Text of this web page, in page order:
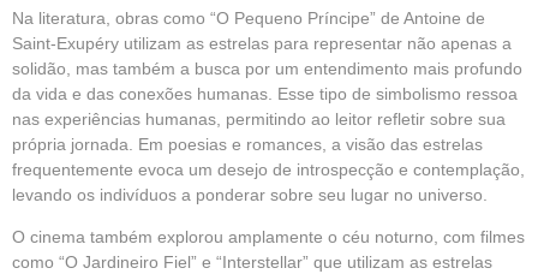
Na literatura, obras como “O Pequeno Príncipe” de Antoine de
Saint-Exupéry utilizam as estrelas para representar não apenas a
solidão, mas também a busca por um entendimento mais profundo
da vida e das conexões humanas. Esse tipo de simbolismo ressoa
nas experiências humanas, permitindo ao leitor refletir sobre sua
própria jornada. Em poesias e romances, a visão das estrelas
frequentemente evoca um desejo de introspecção e contemplação,
levando os indivíduos a ponderar sobre seu lugar no universo.
O cinema também explorou amplamente o céu noturno, com filmes
como “O Jardineiro Fiel” e “Interstellar” que utilizam as estrelas